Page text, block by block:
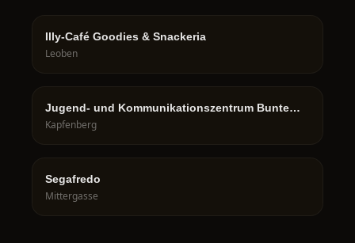
Illy-Café Goodies & Snackeria
Leoben
Jugend- und Kommunikationszentrum Bunte
Fabrik
Kapfenberg
Segafredo
Mittergasse